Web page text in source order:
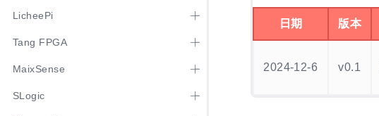
LicheePi
Tang FPGA
MaixSense
SLogic
日期 版本
2024-12-6 v0.1